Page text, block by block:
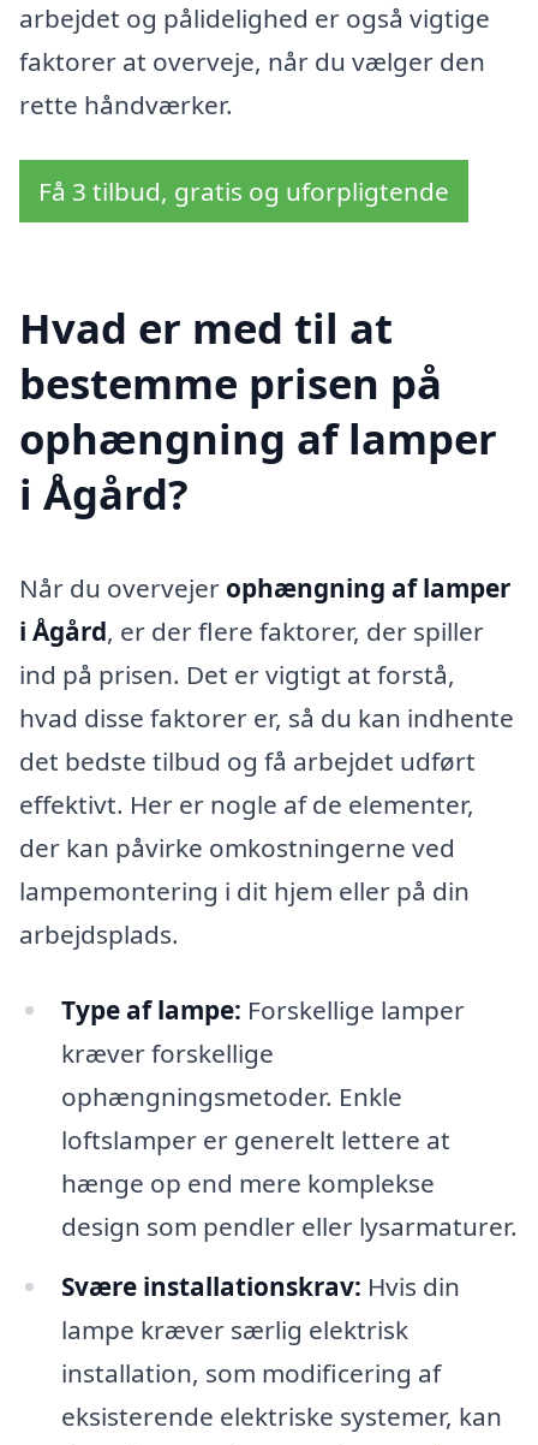
arbejdet og pålidelighed er også vigtige
faktorer at overveje, når du vælger den
rette håndværker.
Få 3 tilbud, gratis og uforpligtende
Hvad er med til at
bestemme prisen på
ophængning af lamper
i Ågård?
Når du overvejer ophængning af lamper
i Ågård, er der flere faktorer, der spiller
ind på prisen. Det er vigtigt at forstå,
hvad disse faktorer er, så du kan indhente
det bedste tilbud og få arbejdet udført
effektivt. Her er nogle af de elementer,
der kan påvirke omkostningerne ved
lampemontering i dit hjem eller på din
arbejdsplads.
Type af lampe: Forskellige lamper
kræver forskellige
ophængningsmetoder. Enkle
loftslamper er generelt lettere at
hænge op end mere komplekse
design som pendler eller lysarmaturer.
Svære installationskrav: Hvis din
lampe kræver særlig elektrisk
installation, som modificering af
eksisterende elektriske systemer, kan